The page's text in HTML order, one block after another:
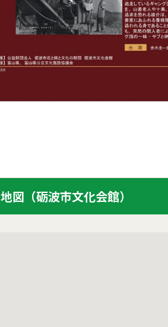
地図（砺波市文化会館）